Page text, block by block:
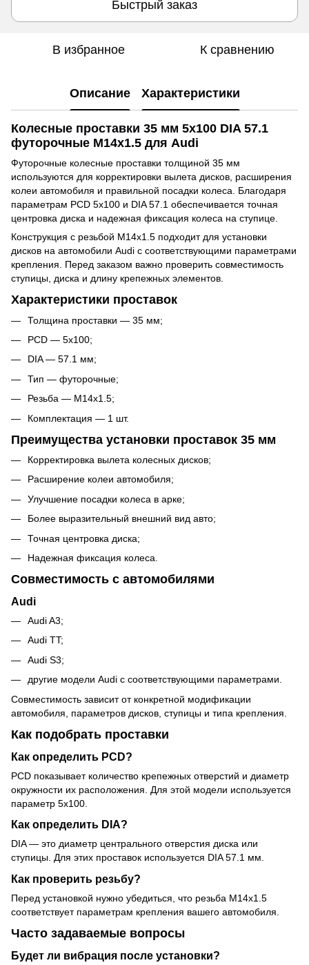
Быстрый заказ
В избранное К сравнению
Описание Характеристики
Колесные проставки 35 мм 5x100 DIA 57.1
футорочные M14x1.5 для Audi
Футорочные колесные проставки толщиной 35 мм
используются для корректировки вылета дисков, расширения
колеи автомобиля и правильной посадки колеса. Благодаря
параметрам PCD 5x100 и DIA 57.1 обеспечивается точная
центровка диска и надежная фиксация колеса на ступице.
Конструкция с резьбой M14x1.5 подходит для установки
дисков на автомобили Audi с соответствующими параметрами
крепления. Перед заказом важно проверить совместимость
ступицы, диска и длину крепежных элементов.
Характеристики проставок
Толщина проставки — 35 мм;
PCD — 5x100;
DIA — 57.1 мм;
Тип — футорочные;
Резьба — M14x1.5;
Комплектация — 1 шт.
Преимущества установки проставок 35 мм
Корректировка вылета колесных дисков;
Расширение колеи автомобиля;
Улучшение посадки колеса в арке;
Более выразительный внешний вид авто;
Точная центровка диска;
Надежная фиксация колеса.
Совместимость с автомобилями
Audi
Audi A3;
Audi TT;
Audi S3;
другие модели Audi с соответствующими параметрами.
Совместимость зависит от конкретной модификации
автомобиля, параметров дисков, ступицы и типа крепления.
Как подобрать проставки
Как определить PCD?
PCD показывает количество крепежных отверстий и диаметр
окружности их расположения. Для этой модели используется
параметр 5x100.
Как определить DIA?
DIA — это диаметр центрального отверстия диска или
ступицы. Для этих проставок используется DIA 57.1 мм.
Как проверить резьбу?
Перед установкой нужно убедиться, что резьба M14x1.5
соответствует параметрам крепления вашего автомобиля.
Часто задаваемые вопросы
Будет ли вибрация после установки?